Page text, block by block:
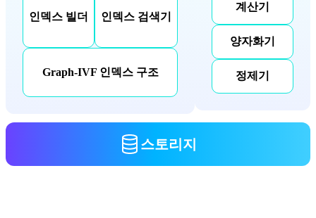
인덱스 빌더 인덱스 검색기
Graph-IVF 인덱스 구조
계산기
양자화기
정제기
스토리지